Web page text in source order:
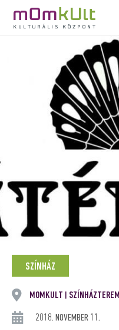
SZÍNHÁZ
MOMKULT SZÍNHÁZTEREM
2018. NOVEMBER 11.